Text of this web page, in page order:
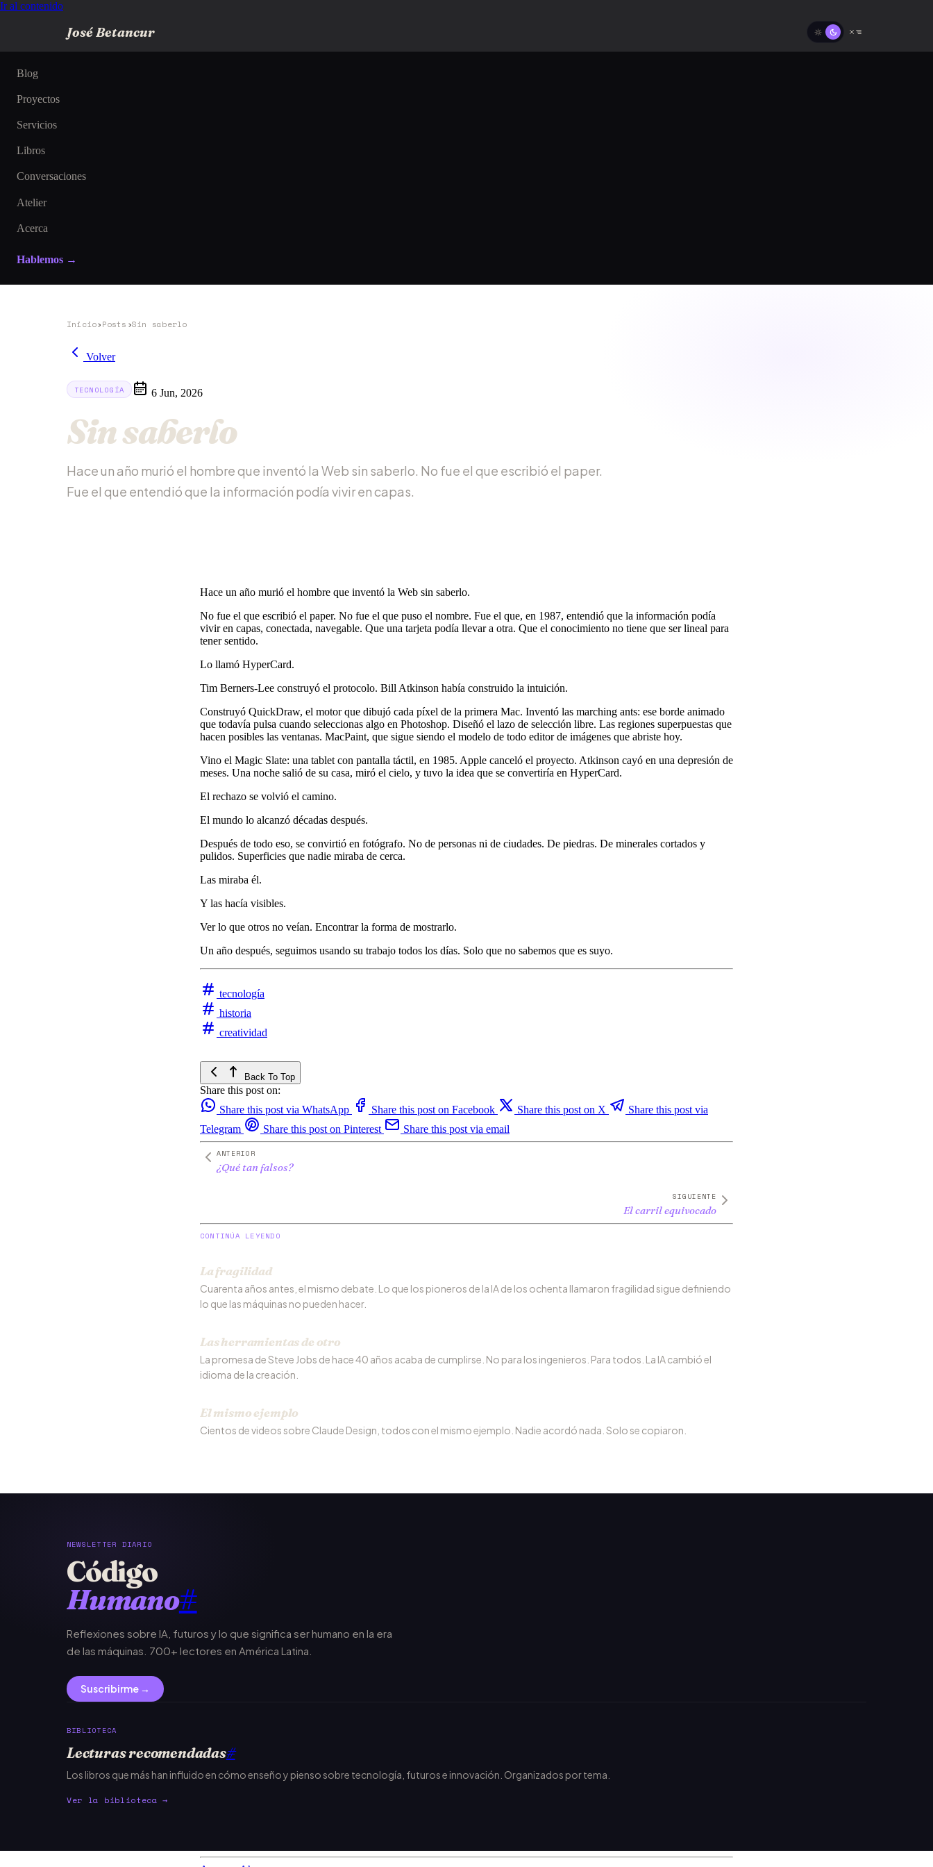
Ir al contenido
José Betancur
Blog
Proyectos
Servicios
Libros
Conversaciones
Atelier
Acerca
Hablemos →
Inicio›Posts ›Sin saberlo
Volver
TECNOLOGÍA 6 Jun, 2026
Sin saberlo
Hace un año murió el hombre que inventó la Web sin saberlo. No fue el que escribió el paper.
Fue el que entendió que la información podía vivir en capas.
Hace un año murió el hombre que inventó la Web sin saberlo.
No fue el que escribió el paper. No fue el que puso el nombre. Fue el que, en 1987, entendió que la información podía
vivir en capas, conectada, navegable. Que una tarjeta podía llevar a otra. Que el conocimiento no tiene que ser lineal para
tener sentido.
Lo llamó HyperCard.
Tim Berners-Lee construyó el protocolo. Bill Atkinson había construido la intuición.
Construyó QuickDraw, el motor que dibujó cada píxel de la primera Mac. Inventó las marching ants: ese borde animado
que todavía pulsa cuando seleccionas algo en Photoshop. Diseñó el lazo de selección libre. Las regiones superpuestas que
hacen posibles las ventanas. MacPaint, que sigue siendo el modelo de todo editor de imágenes que abriste hoy.
Vino el Magic Slate: una tablet con pantalla táctil, en 1985. Apple canceló el proyecto. Atkinson cayó en una depresión de
meses. Una noche salió de su casa, miró el cielo, y tuvo la idea que se convertiría en HyperCard.
El rechazo se volvió el camino.
El mundo lo alcanzó décadas después.
Después de todo eso, se convirtió en fotógrafo. No de personas ni de ciudades. De piedras. De minerales cortados y
pulidos. Superficies que nadie miraba de cerca.
Las miraba él.
Y las hacía visibles.
Ver lo que otros no veían. Encontrar la forma de mostrarlo.
Un año después, seguimos usando su trabajo todos los días. Solo que no sabemos que es suyo.
tecnología
historia
creatividad
Back To Top
Share this post on:
Share this post via WhatsApp
Share this post on Facebook Share this post on X
Share this post via
Telegram
Share this post on Pinterest Share this post via email
ANTERIOR
¿Qué tan falsos?
SIGUIENTE
El carril equivocado
CONTINÚA LEYENDO
La fragilidad
Cuarenta años antes, el mismo debate. Lo que los pioneros de la IA de los ochenta llamaron fragilidad sigue definiendo
lo que las máquinas no pueden hacer.
Las herramientas de otro
La promesa de Steve Jobs de hace 40 años acaba de cumplirse. No para los ingenieros. Para todos. La IA cambió el
idioma de la creación.
El mismo ejemplo
Cientos de videos sobre Claude Design, todos con el mismo ejemplo. Nadie acordó nada. Solo se copiaron.
NEWSLETTER DIARIO
Código
Humano#
Reflexiones sobre IA, futuros y lo que significa ser humano en la era
de las máquinas. 700+ lectores en América Latina.
Suscribirme →
BIBLIOTECA
Lecturas recomendadas#
Los libros que más han influido en cómo enseño y pienso sobre tecnología, futuros e innovación. Organizados por tema.
Ver la biblioteca →